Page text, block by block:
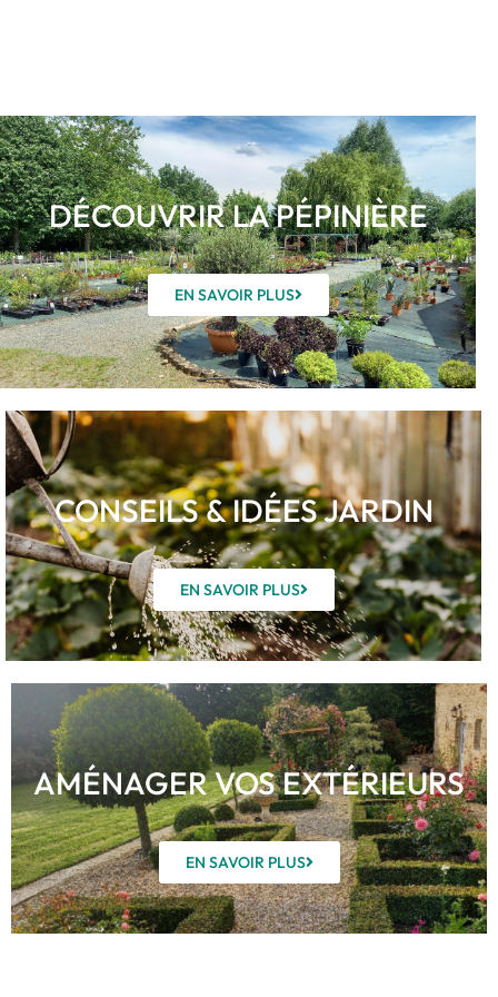
DÉCOUVRIR LA PÉPINIÈRE
EN SAVOIR PLUS
CONSEILS & IDÉES JARDIN
EN SAVOIR PLUS
AMÉNAGER VOS EXTÉRIEURS
EN SAVOIR PLUS